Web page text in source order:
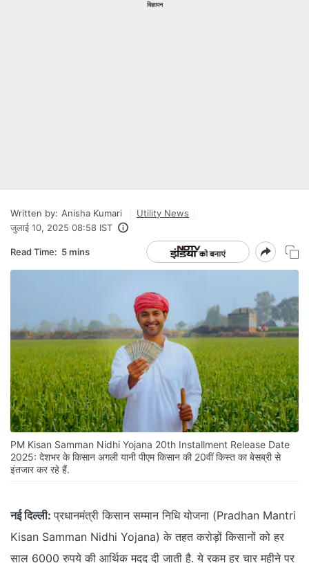
विज्ञापन
Written by: Anisha Kumari
Utility News
जुलाई 10, 2025 08:58 IST
Read Time: 5 mins
PM Kisan Samman Nidhi Yojana 20th Installment Release Date
2025: देशभर के किसान अगली यानी पीएम किसान की 20वीं किस्त का बेसब्री से
इंतजार कर रहे हैं.
नई दिल्ली: प्रधानमंत्री किसान सम्मान निधि योजना (Pradhan Mantri
Kisan Samman Nidhi Yojana) के तहत करोड़ों किसानों को हर
साल 6000 रुपये की आर्थिक मदद दी जाती है. ये रकम हर चार महीने पर